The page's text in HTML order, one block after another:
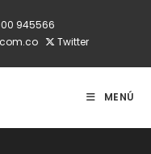
945566
Twitter
MENÚ